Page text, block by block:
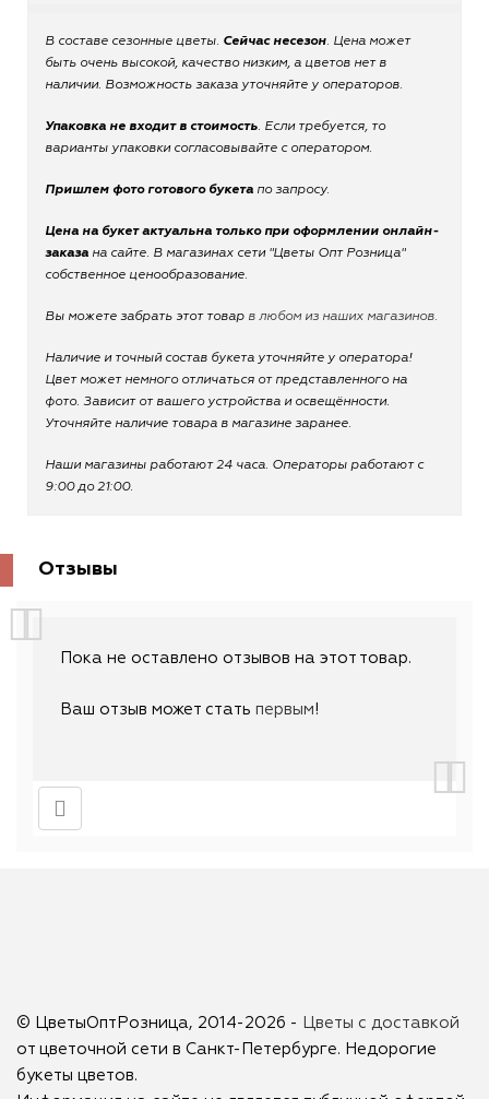
В составе сезонные цветы. Сейчас несезон. Цена может
быть очень высокой, качество низким, а цветов нет в
наличии. Возможность заказа уточняйте у операторов.
Упаковка не входит в стоимость. Если требуется, то
варианты упаковки согласовывайте с оператором.
Пришлем фото готового букета по запросу.
Цена на букет актуальна только при оформлении онлайн-
заказа на сайте. В магазинах сети "Цветы Опт Розница"
собственное ценообразование.
Вы можете забрать этот товар в любом из наших магазинов.
Наличие и точный состав букета уточняйте у оператора!
Цвет может немного отличаться от представленного на
фото. Зависит от вашего устройства и освещённости.
Уточняйте наличие товара в магазине заранее.
Наши магазины работают 24 часа. Операторы работают с
9:00 до 21:00.
Отзывы
Пока не оставлено отзывов на этот товар.
Ваш отзыв может стать первым!
© ЦветыОптРозница, 2014-2026 -
Цветы с доставкой
от цветочной сети в Санкт-Петербурге. Недорогие
букеты цветов.